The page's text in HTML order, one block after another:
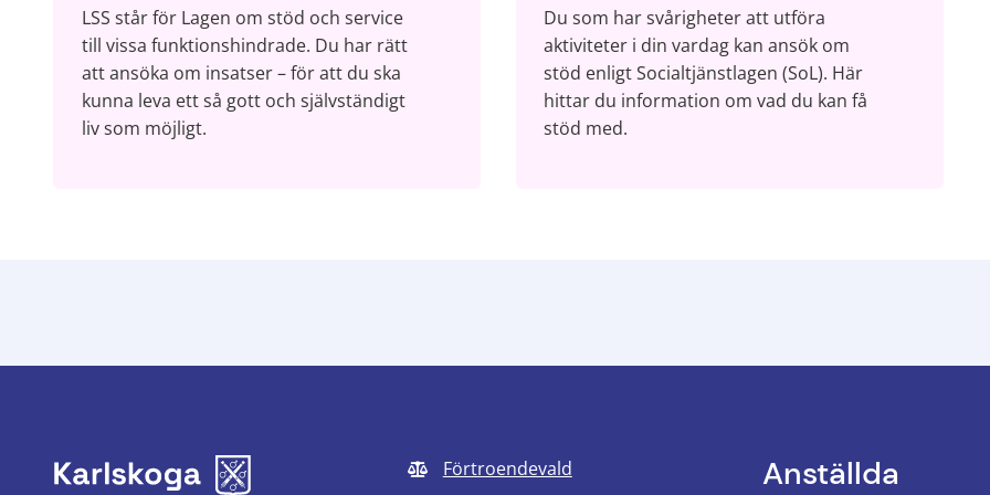
LSS står för Lagen om stöd och service
till vissa funktionshindrade. Du har rätt
att ansöka om insatser – för att du ska
kunna leva ett så gott och självständigt
liv som möjligt.
Du som har svårigheter att utföra
aktiviteter i din vardag kan ansök om
stöd enligt Socialtjänstlagen (SoL). Här
hittar du information om vad du kan få
stöd med.
Förtroendevald
Anställda